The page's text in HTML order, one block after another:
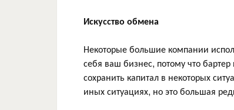
Искусство обмена
Некоторые большие компании
себя ваш бизнес, потому что
сохранить капитал в некоторых
иных ситуациях, но это большая